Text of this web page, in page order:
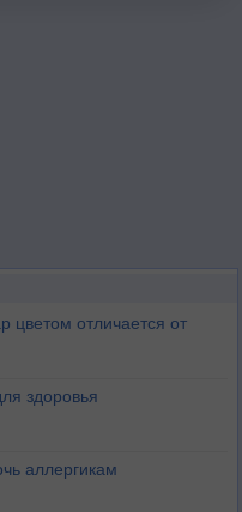
цветом отличается от
здоровья
аллергикам